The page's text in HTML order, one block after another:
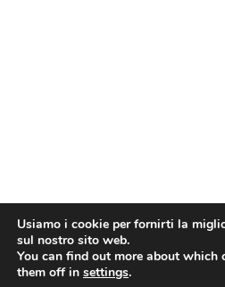
Usiamo i cookie per fornirti la
sul nostro sito web.
You can find out more about
them off in settings.